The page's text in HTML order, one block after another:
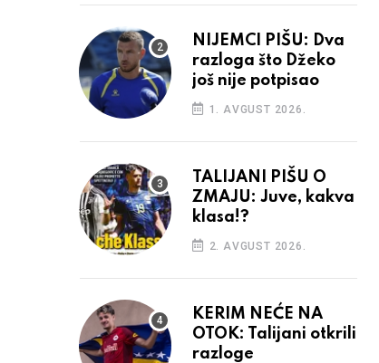
NIJEMCI PIŠU: Dva
razloga što Džeko
još nije potpisao
1. AVGUST 2026.
TALIJANI PIŠU O
ZMAJU: Juve, kakva
klasa!?
2. AVGUST 2026.
KERIM NEĆE NA
OTOK: Talijani otkrili
razloge